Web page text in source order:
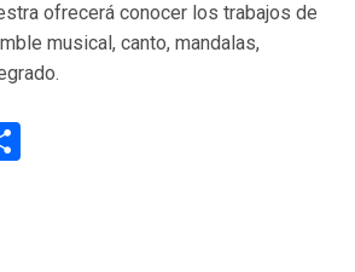
ofrecerá conocer los trabajos de
musical, canto, mandalas,